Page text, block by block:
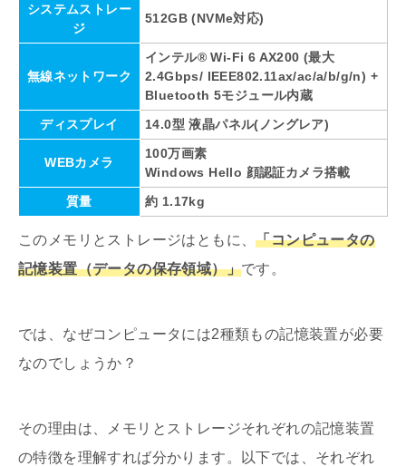
システムストレー
ジ
512GB (NVMe対応)
無線ネットワーク
インテル® Wi-Fi 6 AX200 (最大
2.4Gbps/ IEEE802.11ax/ac/a/b/g/n) +
Bluetooth 5モジュール内蔵
ディスプレイ
14.0型 液晶パネル(ノングレア)
WEBカメラ
100万画素
Windows Hello 顔認証カメラ搭載
質量
約 1.17kg
このメモリとストレージはともに、「コンピュータの
記憶装置（データの保存領域）」です。
では、なぜコンピュータには2種類もの記憶装置が必要
なのでしょうか？
その理由は、メモリとストレージそれぞれの記憶装置
の特徴を理解すれば分かります。以下では、それぞれ